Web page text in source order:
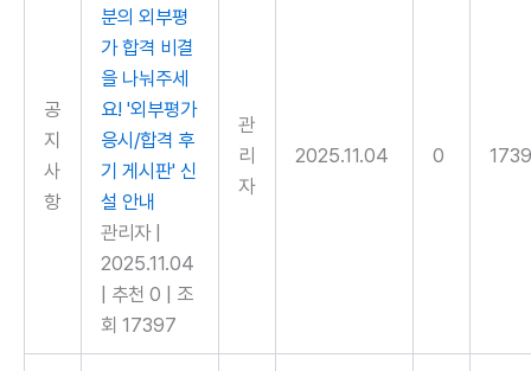
공
지
사
항
분의 외부평
가 합격 비결
을 나눠주세
요! '외부평가
응시/합격 후
기 게시판' 신
설 안내
관리자
2025.11.04
추천 0
조
회 17397
관
리
자
2025.11.04 0